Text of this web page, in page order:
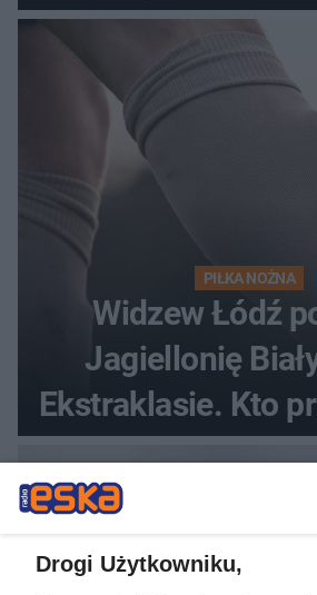
gości
PIŁKA NOŻNA
Widzew Łódź
Jagiellonię
Ekstraklasie. Kto
Drogi Użytkowniku,